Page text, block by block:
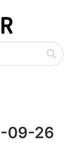
09-26